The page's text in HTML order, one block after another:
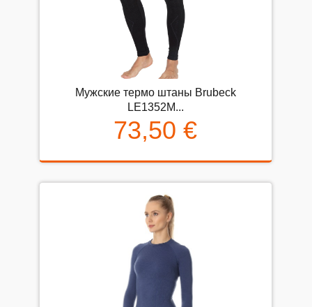
Мужские термо штаны Brubeck
LE1352M...
73,50 €